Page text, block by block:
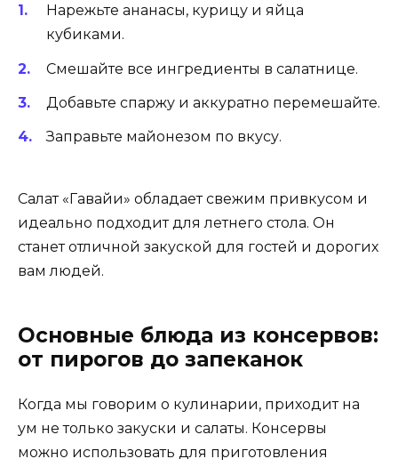
Нарежьте ананасы, курицу и яйца
кубиками.
Смешайте все ингредиенты в салатнице.
Добавьте спаржу и аккуратно перемешайте.
Заправьте майонезом по вкусу.
Салат «Гавайи» обладает свежим привкусом и
идеально подходит для летнего стола. Он
станет отличной закуской для гостей и дорогих
вам людей.
Основные блюда из консервов:
от пирогов до запеканок
Когда мы говорим о кулинарии, приходит на
ум не только закуски и салаты. Консервы
можно использовать для приготовления